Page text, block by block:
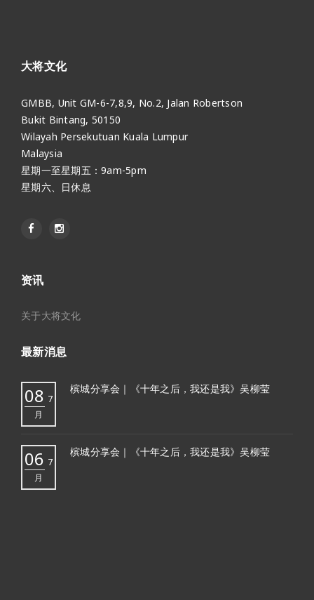
大将文化
GMBB, Unit GM-6-7,8,9, No.2, Jalan Robertson
Bukit Bintang, 50150
Wilayah Persekutuan Kuala Lumpur
Malaysia
星期一至星期五：9am-5pm
星期六、日休息
资讯
关于大将文化
最新消息
08 7
月
槟城分享会｜《十年之后，我还是我》吴柳莹
06 7
月
槟城分享会｜《十年之后，我还是我》吴柳莹